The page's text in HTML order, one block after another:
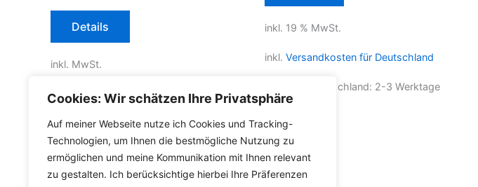
Cookies: Wir schätzen Ihre Privatsphäre
Auf meiner Webseite nutze ich Cookies und Tracking-
Technologien, um Ihnen die bestmögliche Nutzung zu
ermöglichen und meine Kommunikation mit Ihnen relevant
zu gestalten. Ich berücksichtige hierbei Ihre Präferenzen
Details
Dieses
auf.
Die
Optionen
können
auf
inkl. MwSt.
inkl. Versandkosten für Deutschland
Lieferzeit Deutschland:2-3 Werktage
inkl. 19 % MwSt.
inkl. Versandkosten für Deutschland
Lieferzeit Deutschland: 2-3 Werktage